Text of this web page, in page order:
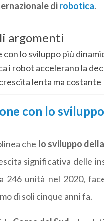
dirobotica.
argomenti
con lo sviluppo più
i robot accelerano la
lenta ma costante
con lo
che lo sviluppo
significativa delle
246 unità nel 2020,
di soli cinque anni fa.